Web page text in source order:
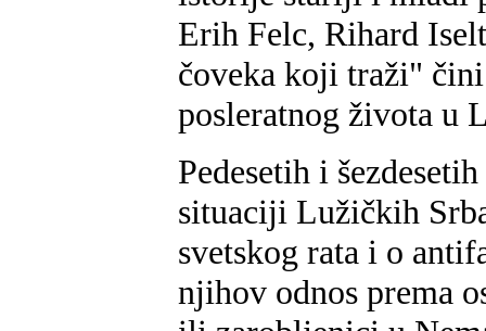
Erih Felc, Rihard
čoveka koji traži"
posleratnog života u
Pedesetih i
situaciji Lužičkih
svetskog rata i o
njihov odnos prema